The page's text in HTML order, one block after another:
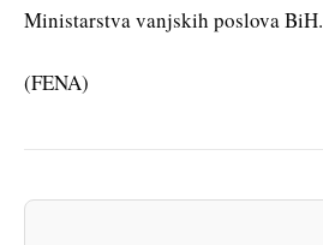
Ministarstva vanjskih poslova BiH.
(FENA)